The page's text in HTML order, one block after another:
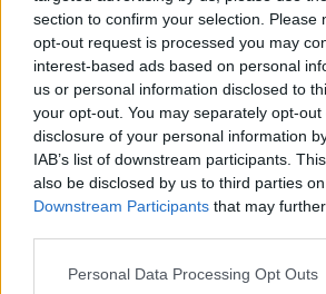
section to confirm your selection. Please
opt-out request is processed you may
interest-based ads based on personal
us or personal information disclosed to
your opt-out. You may separately opt-
disclosure of your personal information
IAB’s list of downstream participants.
also be disclosed by us to third parties
Downstream Participants that may
Personal Data Processing Opt Outs
Essere innamorati non è una
innamora, ed esistono tante
quelle sincere, quelle tra amici,
sessi diversi. E ci sono anche
amore che non si manifestano,
per riluttanza, ma che ogni
pensare che forse dovremmo
spolverata ai sentimenti. Ecco
l’altra fetta della mela,
speciale per San Valentino: